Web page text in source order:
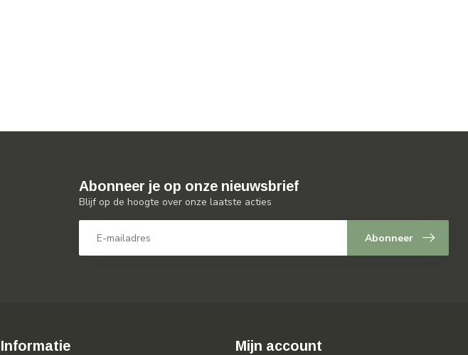
Abonneer je op onze nieuwsbrief
Blijf op de hoogte over onze laatste acties
Abonneer
Informatie Mijn account